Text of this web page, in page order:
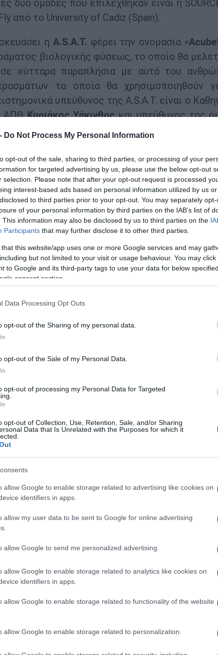
Do Not Process My Personal Information
opt-out of the sale, sharing to third parties, or processing of your
for targeted advertising by us, please use the below opt-out
selection. Please note that after your opt-out request is processed
interest-based ads based on personal information utilized by us
to third parties prior to your opt-out. You may separately
of your personal information by third parties on the IAB’s list of
This information may also be disclosed by us to third parties on the
Participants that may further disclose it to other third parties.
that this website/app uses one or more Google services and may
but not limited to your visit or usage behaviour. You may
to Google and its third-party tags to use your data for below
consent section.
Data Processing Opt Outs
opt-out of the Sharing of my personal data.
opt-out of the Sale of my Personal Data.
opt-out of processing my Personal Data for Targeted
opt-out of Collection, Use, Retention, Sale, and/or Sharing
Data that Is Unrelated with the Purposes for which it
allow Google to enable storage related to advertising like cookies on
identifiers in apps.
allow my user data to be sent to Google for online advertising
allow Google to send me personalized advertising.
allow Google to enable storage related to analytics like cookies on
identifiers in apps.
allow Google to enable storage related to functionality of the website
allow Google to enable storage related to personalization.
δύο ομάδες που επιλέχθηκαν είναι η
από το University of Cadiz (Spain).
η A.S.A.T. φέρει την ονομασία «
βιολογικής φύσεως, το οποίο θα
κύτταρα παραπλήσια με αυτά του
τα οποία θα χρησιμοποιηθούν
υπεύθυνος της A.S.A.T. είναι ο
ΑΠΘΚυριάκος Υάκινθοςκαι υπεύθυνος της
Ηλεκτρολόγων Μηχανικών και
δίπλα σας», δήλωσε οΠρύτανης του
Γ. Παπαϊωάννου , απευθυνόμενος στα
για ακόμη μια φορά ότι το Αριστοτέλειο
στην Ελλάδα. Είμαστε ευτυχείς για το
για όλα τα νέα παιδιά που
περίτρανα ότι μπορούμε και στην Ελλάδα
σε όλον τον κόσμο. Το πιστεύουμε και το
το ΑΠΘ έχει σημαντική ερευνητική
αποστολή “Hera”, που αποτελεί την
Διαστήματος, στην επιστημονική
του Τομέα Αστροφυσικής,
του ΑΠΘ,
, και η
Φυσικής του ΑΠΘ. Επίσης, για πρώτη
υπό τον Καθηγητή του Τμήματος Χημείας
εκτέλεση πειράματος στο διάστημα.
με εκτόξευση της πειραματικής συσκευής
γίνονταν από το Απομακρυσμένο Κέντρο
ΑΠΘ, στο εργαστήριο τουκ. Καραπάντσιου.
ομάδα A.S.A.T.».
αλλά και τη δυναμική που αναπτύσσει
λόγο ο
Στυλιανίδης.«Η ομάδα
Θεσσαλονίκης είναι πλέον πολύ κοντά στο να
μέρα με μεγάλη σιγουριά και νιώθουμε
στις ικανότητες, το ταλέντο και τη δουλειά
σημειώνει τεράστια δυναμική στην
Η επιτυχία της A.S.A.T. έρχεται
φοιτήτριες και τους φοιτητές μας που
διεθνώς τι μπορεί να